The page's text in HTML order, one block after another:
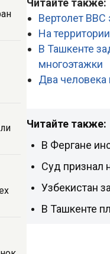
Вертолет ВВС
На
В Ташкенте
многоэтажки
Два человека
Читайте также:
В Фергане
Суд признал
Узбекистан
В Ташкенте